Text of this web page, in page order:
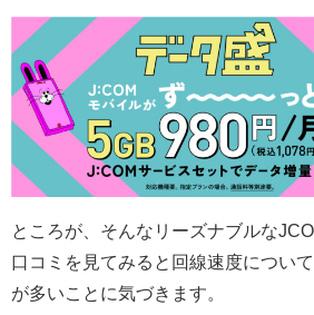
ところが、そんなリーズナブルな
口コミを見てみると回線速度につい
が多いことに気づきます。